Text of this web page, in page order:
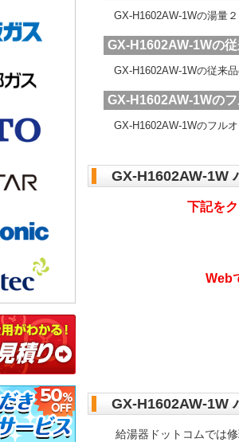
GX-H1602AW-1Wの湯量
GX-H1602AW-1Wの
GX-H1602AW-1Wの従来
GX-H1602AW-1Wの
GX-H1602AW-1Wのフル
GX-H1602AW-1W
下記を
Web
GX-H1602AW-1W
給湯器ドットコムでは